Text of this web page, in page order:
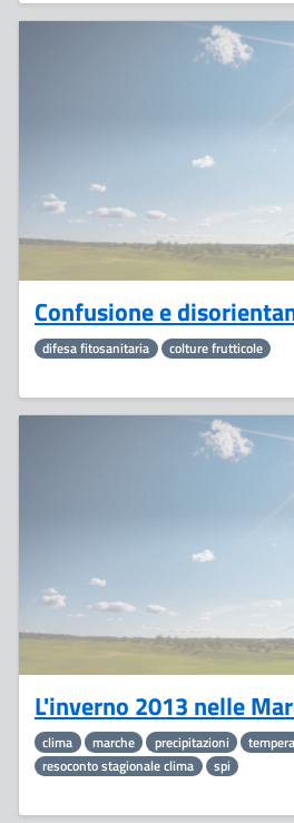
Confusione e
difesa fitosanitaria colture frutticole
L'inverno 2013 nelle
clima marche precipitazioni
resoconto stagionale clima
spi